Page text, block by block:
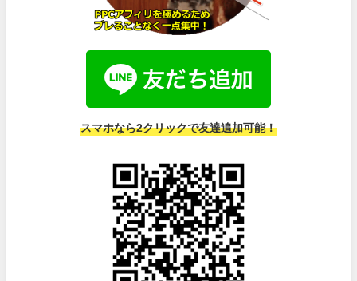
スマホなら2クリックで友達追加可能！